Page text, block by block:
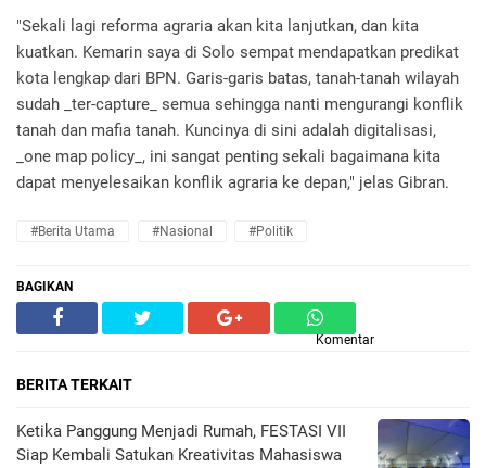
"Sekali lagi reforma agraria akan kita lanjutkan, dan kita
kuatkan. Kemarin saya di Solo sempat mendapatkan predikat
kota lengkap dari BPN. Garis-garis batas, tanah-tanah wilayah
sudah _ter-capture_ semua sehingga nanti mengurangi konflik
tanah dan mafia tanah. Kuncinya di sini adalah digitalisasi,
_one map policy_, ini sangat penting sekali bagaimana kita
dapat menyelesaikan konflik agraria ke depan," jelas Gibran.
#Berita Utama #Nasional #Politik
BAGIKAN
Komentar
BERITA TERKAIT
Ketika Panggung Menjadi Rumah, FESTASI VII
Siap Kembali Satukan Kreativitas Mahasiswa